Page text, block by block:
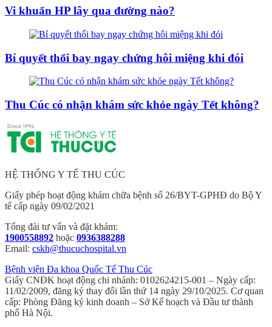
Vi khuẩn HP lây qua đường nào?
Bí quyết thổi bay ngay chứng hôi miệng khi đói
Thu Cúc có nhận khám sức khỏe ngày Tết không?
HỆ THỐNG Y TẾ THU CÚC
Giấy phép hoạt động khám chữa bệnh số 26/BYT-GPHĐ do Bộ Y
tế cấp ngày 09/02/2021
Tổng đài tư vấn và đặt khám:
1900558892 hoặc 0936388288
Email: cskh@thucuchospital.vn
Bệnh viện Đa khoa Quốc Tế Thu Cúc
Giấy CNĐK hoạt động chi nhánh: 0102624215-001 – Ngày cấp:
11/02/2009, đăng ký thay đổi lần thứ 14 ngày 29/10/2025. Cơ quan
cấp: Phòng Đăng ký kinh doanh – Sở Kế hoạch và Đầu tư thành
phố Hà Nội.